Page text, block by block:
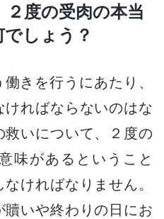
度の受肉の本当
しょう？
きを行うにあたり、
ればならないのはな
いについて、２度の
味があるということ
ければなりません。
いや終わりの日にお